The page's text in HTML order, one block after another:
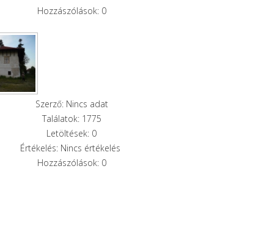
Hozzászólások: 0
Szerző: Nincs adat
Találatok: 1775
Letöltések: 0
Értékelés: Nincs értékelés
Hozzászólások: 0